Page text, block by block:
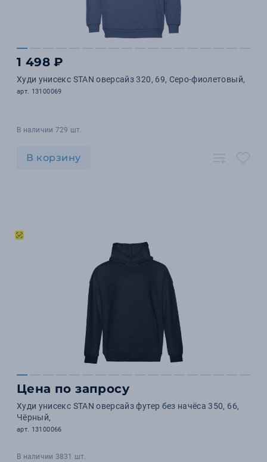
1 498 ₽
Худи унисекс STAN оверсайз 320, 69, Серо-фиолетовый,
арт. 13100069
В наличии 729 шт.
В корзину
Цена по запросу
Худи унисекс STAN оверсайз футер без начёса 350, 66,
Чёрный,
арт. 13100066
В наличии 3831 шт.